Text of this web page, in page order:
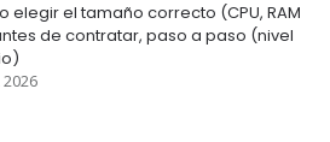
elegir el tamaño correcto (CPU, RAM
de contratar, paso a paso (nivel